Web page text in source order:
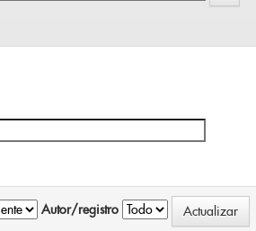
Autor/registro